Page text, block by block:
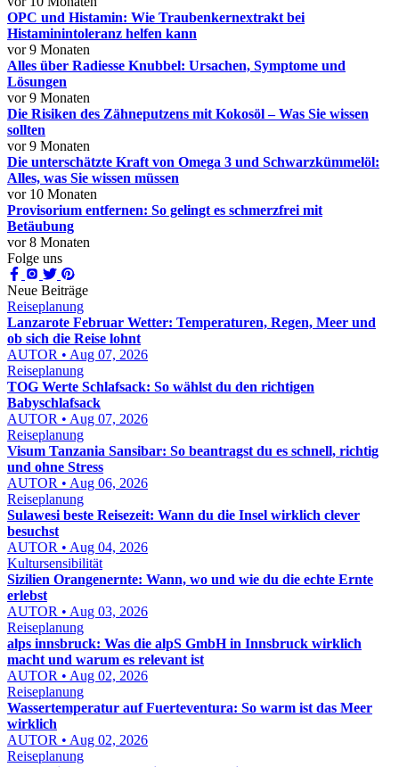
OPC und Histamin: Wie Traubenkernextrakt bei
Histaminintoleranz helfen kann
vor 9 Monaten
Alles über Radiesse Knubbel: Ursachen, Symptome und
Lösungen
vor 9 Monaten
Die Risiken des Zähneputzens mit Kokosöl – Was Sie wissen
sollten
vor 9 Monaten
Die unterschätzte Kraft von Omega 3 und Schwarzkümmelöl:
Alles, was Sie wissen müssen
vor 10 Monaten
Provisorium entfernen: So gelingt es schmerzfrei mit
Betäubung
vor 8 Monaten
Folge uns
Neue Beiträge
Reiseplanung
Lanzarote Februar Wetter: Temperaturen, Regen, Meer und
ob sich die Reise lohnt
AUTOR • Aug 07, 2026
Reiseplanung
TOG Werte Schlafsack: So wählst du den richtigen
Babyschlafsack
AUTOR • Aug 07, 2026
Reiseplanung
Visum Tanzania Sansibar: So beantragst du es schnell, richtig
und ohne Stress
AUTOR • Aug 06, 2026
Reiseplanung
Sulawesi beste Reisezeit: Wann du die Insel wirklich clever
besuchst
AUTOR • Aug 04, 2026
Kultursensibilität
Sizilien Orangenernte: Wann, wo und wie du die echte Ernte
erlebst
AUTOR • Aug 03, 2026
Reiseplanung
alps innsbruck: Was die alpS GmbH in Innsbruck wirklich
macht und warum es relevant ist
AUTOR • Aug 02, 2026
Reiseplanung
Wassertemperatur auf Fuerteventura: So warm ist das Meer
wirklich
AUTOR • Aug 02, 2026
Reiseplanung